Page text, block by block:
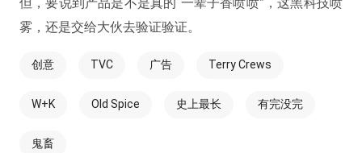
但，要说到产品是不是真的“一辈子香喷喷”，这黑科技喷
雾，还是交给大伙去验证验证。
创意 TVC 广告 Terry Crews
W+K Old Spice 史上最长 有完没完
鬼畜